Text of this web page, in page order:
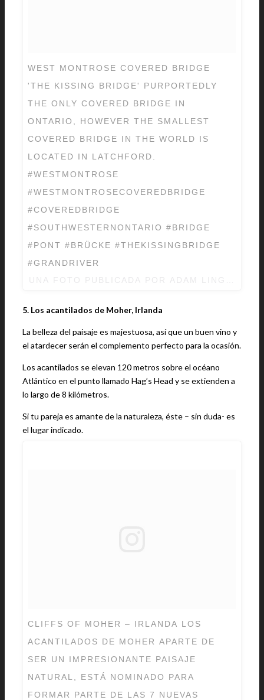
WEST MONTROSE COVERED BRIDGE
'THE KISSING BRIDGE' PURPORTEDLY
THE ONLY COVERED BRIDGE IN
ONTARIO, HOWEVER THE SMALLEST
COVERED BRIDGE IN THE WORLD IS
LOCATED IN LATCHFORD.
#WESTMONTROSE
#WESTMONTROSECOVEREDBRIDGE
#COVEREDBRIDGE
#SOUTHWESTERNONTARIO #BRIDGE
#PONT #BRÜCKE #THEKISSINGBRIDGE
#GRANDRIVER
5. Los acantilados de Moher, Irlanda
La belleza del paisaje es majestuosa, así que un buen vino y
el atardecer serán el complemento perfecto para la ocasión.
Los acantilados se elevan 120 metros sobre el océano
Atlántico en el punto llamado Hag’s Head y se extienden a
lo largo de 8 kilómetros.
Si tu pareja es amante de la naturaleza, éste – sin duda- es
el lugar indicado.
CLIFFS OF MOHER – IRLANDA LOS
ACANTILADOS DE MOHER APARTE DE
SER UN IMPRESIONANTE PAISAJE
NATURAL, ESTÁ NOMINADO PARA
FORMAR PARTE DE LAS 7 NUEVAS